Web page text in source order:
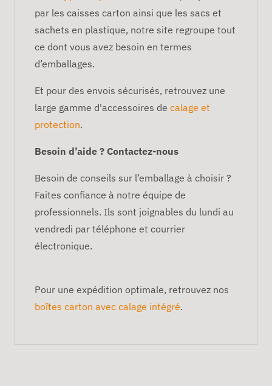
par les caisses carton ainsi que les sacs et
sachets en plastique, notre site regroupe tout
ce dont vous avez besoin en termes
d’emballages.
Et pour des envois sécurisés, retrouvez une
large gamme d'accessoires de calage et
protection.
Besoin d’aide ? Contactez-nous
Besoin de conseils sur l’emballage à choisir ?
Faites confiance à notre équipe de
professionnels. Ils sont joignables du lundi au
vendredi par téléphone et courrier
électronique.
Pour une expédition optimale, retrouvez nos
boîtes carton avec calage intégré.